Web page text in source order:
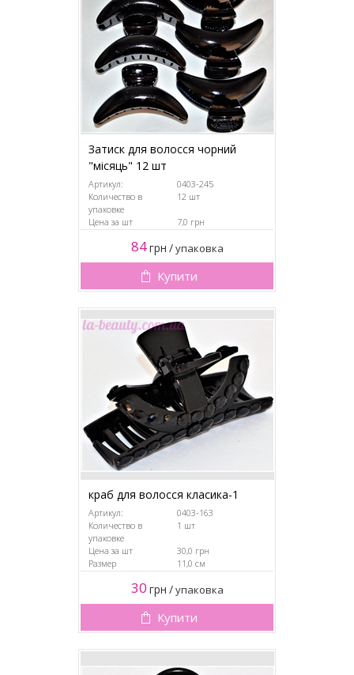
Затиск для волосся чорний
"місяць" 12 шт
Артикул:
0403-245
Количество в
упаковке
12 шт
Цена за шт 7,0 грн
84грн /упаковка
Купити
краб для волосся класика-1
Артикул:
0403-163
Количество в
упаковке
1 шт
Цена за шт
30,0 грн
Размер
11,0 см
30 грн /упаковка
Купити